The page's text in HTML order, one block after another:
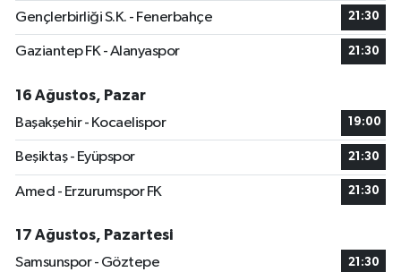
Gençlerbirliği S.K. - Fenerbahçe 21:30
Gaziantep FK - Alanyaspor 21:30
16 Ağustos, Pazar
Başakşehir - Kocaelispor
19:00
Beşiktaş - Eyüpspor 21:30
Amed - Erzurumspor FK 21:30
17 Ağustos, Pazartesi
Samsunspor - Göztepe
21:30